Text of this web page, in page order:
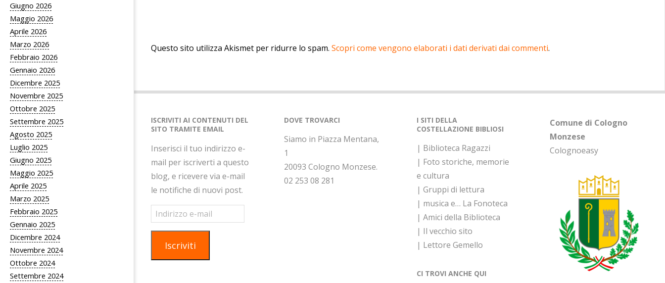
Giugno 2026
Maggio 2026
Aprile 2026
Marzo 2026
Febbraio 2026
Gennaio 2026
Dicembre 2025
Novembre 2025
Ottobre 2025
Settembre 2025
Agosto 2025
Luglio 2025
Giugno 2025
Maggio 2025
Aprile 2025
Marzo 2025
Febbraio 2025
Gennaio 2025
Dicembre 2024
Novembre 2024
Ottobre 2024
Settembre 2024
Questo sito utilizza Akismet per ridurre lo spam. Scopri come vengono elaborati i dati derivati dai commenti.
ISCRIVITI AI CONTENUTI DEL
SITO TRAMITE EMAIL
Inserisci il tuo indirizzo e-
mail per iscriverti a questo
blog, e ricevere via e-mail
le notifiche di nuovi post.
Indirizzo
e-
mail
Iscriviti
DOVE TROVARCI
Siamo in Piazza Mentana,
1
20093 Cologno Monzese.
02 253 08 281
I SITI DELLA
COSTELLAZIONE BIBLIOSI
| Biblioteca Ragazzi
| Foto storiche, memorie
e cultura
| Gruppi di lettura
| musica e… La Fonoteca
| Amici della Biblioteca
| Il vecchio sito
| Lettore Gemello
CI TROVI ANCHE QUI
Comune di Cologno
Monzese
Colognoeasy